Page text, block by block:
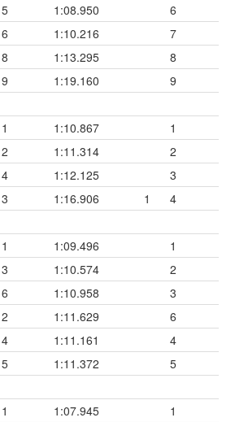
5 1:08.950
6
6 1:10.216
7
8 1:13.295
8
9 1:19.160
9
1 1:10.867
1
2 1:11.314
2
4 1:12.125
3
3 1:16.906 1
4
1 1:09.496
1
3 1:10.574
2
6 1:10.958
3
2 1:11.629
6
4 1:11.161
4
5 1:11.372
5
1 1:07.945
1